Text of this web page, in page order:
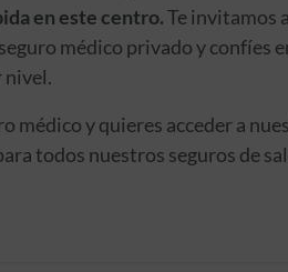
en este centro.Te invitamos
médico privado y confíes
nivel.
médico y quieres acceder a
todos nuestros seguros de